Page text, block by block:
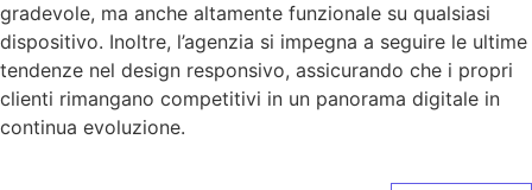
gradevole, ma anche altamente funzionale su qualsiasi
dispositivo. Inoltre, l’agenzia si impegna a seguire le ultime
tendenze nel design responsivo, assicurando che i propri
clienti rimangano competitivi in un panorama digitale in
continua evoluzione.